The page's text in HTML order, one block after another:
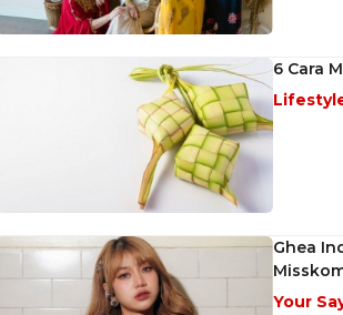
6 Cara
Ghea
Your